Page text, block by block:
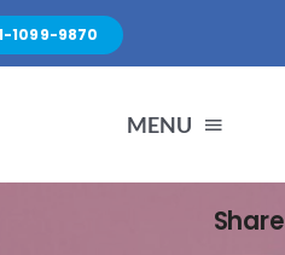
1099-9870
MENU
Share